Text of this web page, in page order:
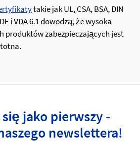
takie jak UL, CSA, BSA, DIN
i VDA 6.1 dowodzą, że wysoka
produktów zabezpieczających jest
jako pierwszy -
newslettera!